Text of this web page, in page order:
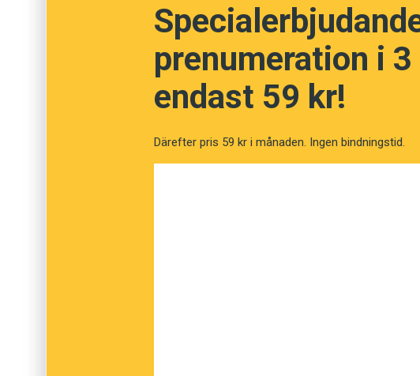
Vad betyder orden?
Mutism
prenumeration i
endast 59 kr!
Därefter pris 59 kr i månaden. Ingen bindningstid.